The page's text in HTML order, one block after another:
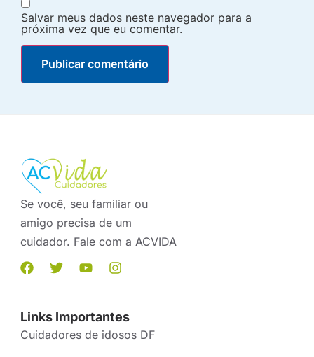
Salvar meus dados neste navegador para a
próxima vez que eu comentar.
Se você, seu familiar ou
amigo precisa de um
cuidador. Fale com a ACVIDA
Links Importantes
Cuidadores de idosos DF